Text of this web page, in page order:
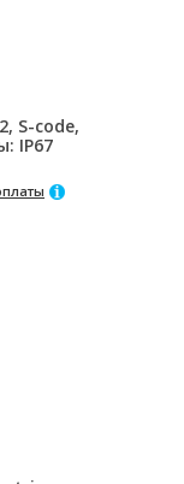
S-code,
IP67